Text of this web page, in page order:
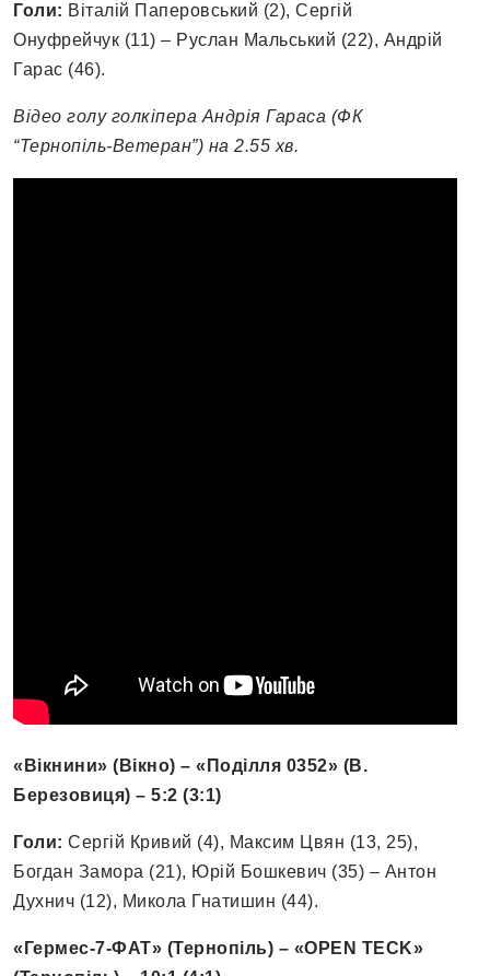
Голи: Віталій Паперовський (2), Сергій
Онуфрейчук (11) – Руслан Мальський (22), Андрій
Гарас (46).
Відео голу голкіпера Андрія Гараса (ФК
“Тернопіль-Ветеран”) на 2.55 хв.
«Вікнини» (Вікно) – «Поділля 0352» (В.
Березовиця) – 5:2 (3:1)
Голи: Сергій Кривий (4), Максим Цвян (13, 25),
Богдан Замора (21), Юрій Бошкевич (35) – Антон
Духнич (12), Микола Гнатишин (44).
«Гермес-7-ФАТ» (Тернопіль) – «OPEN TECK»